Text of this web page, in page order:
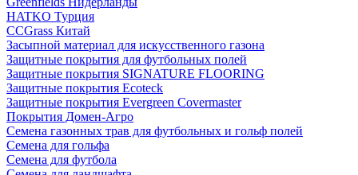
HATKO Турция
CCGrass Китай
Засыпной материал для искусственного газона
Защитные покрытия для футбольных полей
Защитные покрытия SIGNATURE FLOORING
Защитные покрытия Ecoteck
Защитные покрытия Evergreen Covermaster
Покрытия Домен-Агро
Семена газонных трав для футбольных и гольф полей
Семена для гольфа
Семена для футбола